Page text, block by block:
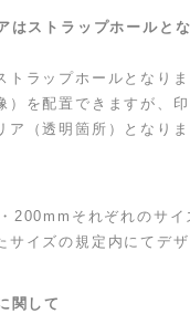
はストラップホールと
トラップホールとなりま
）を配置できますが、
ア（透明箇所）となりま
200mmそれぞれのサイ
サイズの規定内にてデ
関して